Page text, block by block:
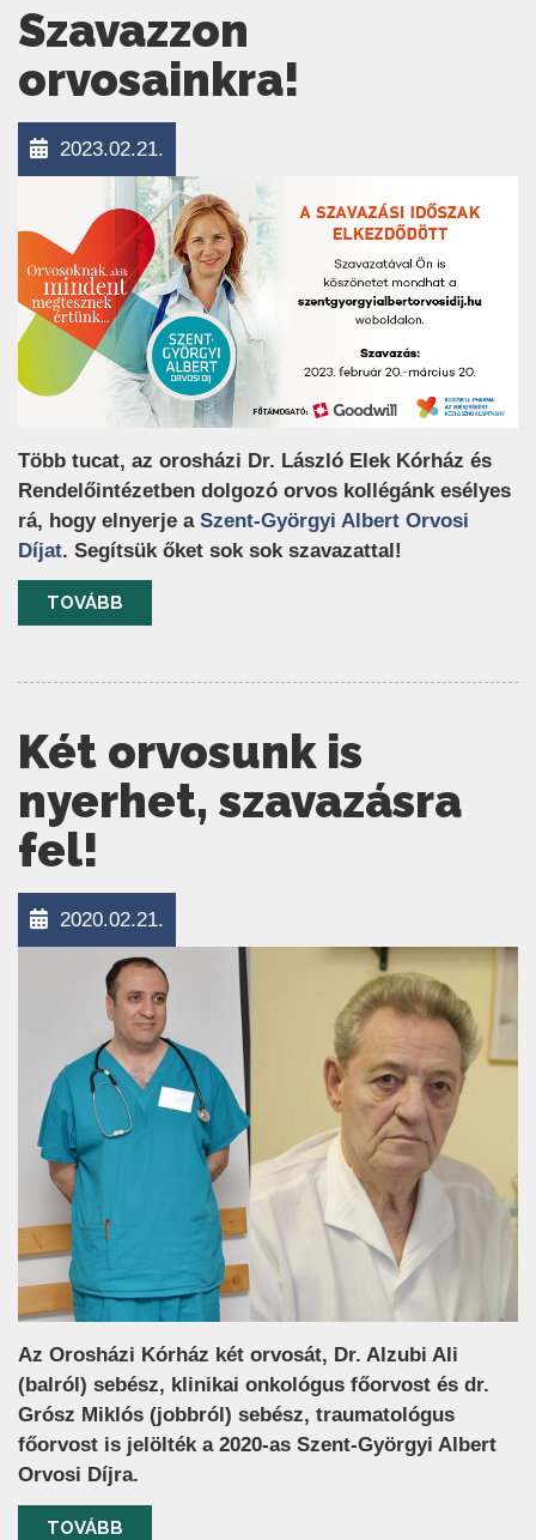
Szavazzon
orvosainkra!
2023.02.21.
Több tucat, az orosházi Dr. László Elek Kórház és
Rendelőintézetben dolgozó orvos kollégánk esélyes
rá, hogy elnyerje a Szent-Györgyi Albert Orvosi
Díjat(új ablakban nyílik meg)
. Segítsük őket sok sok szavazattal!
TOVÁBB
Két orvosunk is
nyerhet, szavazásra
fel!
2020.02.21.
Az Orosházi Kórház két orvosát, Dr. Alzubi Ali
(balról) sebész, klinikai onkológus főorvost és dr.
Grósz Miklós (jobbról) sebész, traumatológus
főorvost is jelölték a 2020-as Szent-Györgyi Albert
Orvosi Díjra.
TOVÁBB